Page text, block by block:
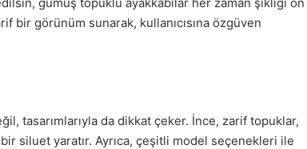
bir görünüm sunarak, kullanıcısına özgüven
tasarımlarıyla da dikkat çeker. İnce, zarif topuklar,
siluet yaratır. Ayrıca, çeşitli model seçenekleri ile